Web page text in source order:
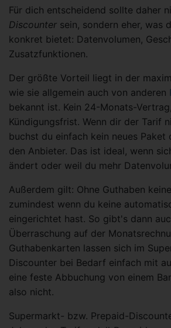
Für dich entscheidend sollte daher
Discounter sein, sondern eher, was
konkret bietet: Datenvolumen,
Zusatzfunktionen.
Der größte Vorteil liegt in der
wie sie allgemein auch von anderen
bekannt ist. Kein 24-Monats-
Kündigungsfrist. Wenn dir der Tarif
buchst du einfach kein neues Paket
den Anbieter. Das ist ideal, wenn
ändert oder weil du mehr
Außerdem gilt: Ohne Guthaben
zumindest wenn du keine
eingerichtet hast. So gibt's dann
Überraschung auf der
Guthabenkarten lassen sich im
Discounter bei Bedarf einfach mit
eine feste Abbuchung von einem
also nicht.
Supermarkt- bzw. Prepaid-